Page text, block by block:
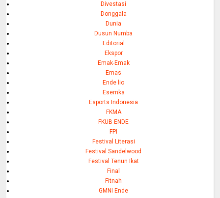
Divestasi
Donggala
Dunia
Dusun Numba
Editorial
Ekspor
Emak-Emak
Emas
Ende lio
Esemka
Esports Indonesia
FKMA
FKUB ENDE
FPI
Festival Literasi
Festival Sandelwood
Festival Tenun Ikat
Final
Fitnah
GMNI Ende